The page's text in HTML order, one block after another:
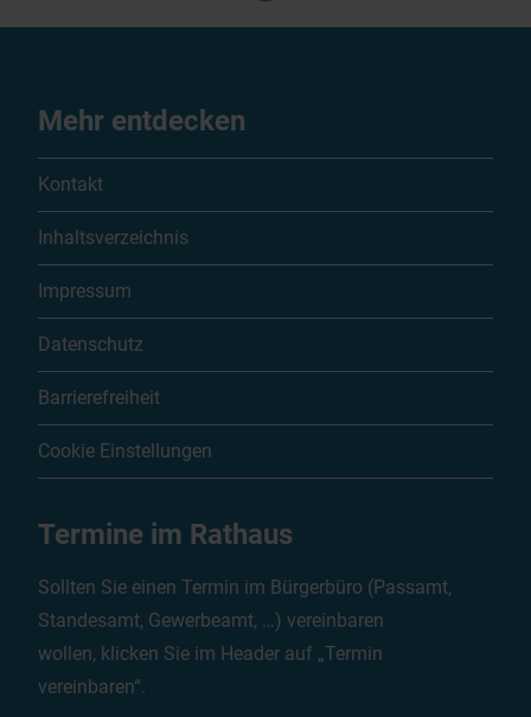
Mehr entdecken
Kontakt
Inhaltsverzeichnis
Impressum
Datenschutz
Barrierefreiheit
Cookie Einstellungen
Termine im Rathaus
Sollten Sie einen Termin im Bürgerbüro (Passamt,
Standesamt, Gewerbeamt, …) vereinbaren
wollen, klicken Sie im Header auf „Termin
vereinbaren“.